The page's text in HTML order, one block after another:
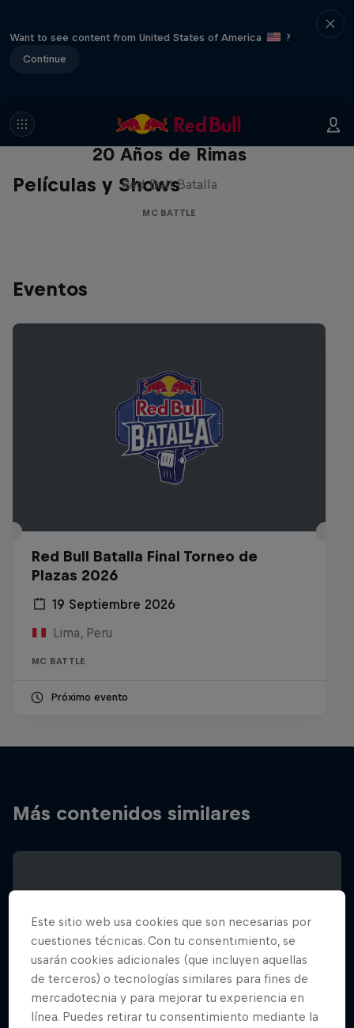
Want to see content from United States of America
?
Continue
Películas y Shows
Red Bull Batalla Nueva Historia:
20 Años de Rimas
Red Bull Batalla
MC BATTLE
Eventos
Red Bull Batalla Final Torneo de
Plazas 2026
19 Septiembre 2026
Lima, Peru
MC BATTLE
Próximo evento
Más contenidos similares
Este sitio web usa cookies que son necesarias por
cuestiones técnicas. Con tu consentimiento, se
usarán cookies adicionales (que incluyen aquellas
de terceros) o tecnologías similares para fines de
mercadotecnia y para mejorar tu experiencia en
línea. Puedes retirar tu consentimiento mediante la